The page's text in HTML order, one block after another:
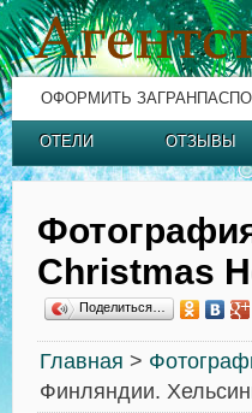
ОФОРМИТЬ
ОТЕЛИ ОТЗЫВЫ
Christmas
Поделиться…
Главная >
Финляндии.